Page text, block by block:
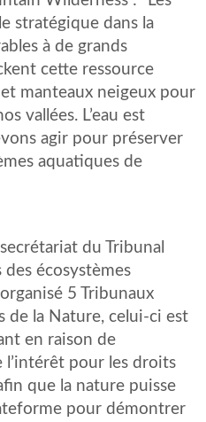
stratégique dans la
à de grands
cette ressource
manteaux neigeux pour
vallées. L’eau est
agir pour préserver
aquatiques de
du Tribunal
écosystèmes
5 Tribunaux
de la Nature, celui-ci est
en raison de
l’intérêt pour les droits
que la nature puisse
pour démontrer